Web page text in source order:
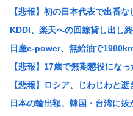
【悲報】初の日本代表で出番
KDDI、楽天への回線貸し出し
日産e-power、無給油で
【悲報】17歳で無期懲役にな
【悲報】ロシア、じわじわと逝
日本の輸出額、韓国・台湾に